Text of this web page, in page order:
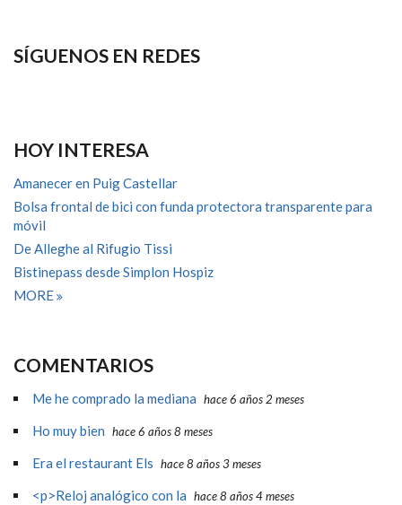
SÍGUENOS EN REDES
HOY INTERESA
Amanecer en Puig Castellar
Bolsa frontal de bici con funda protectora transparente para
móvil
De Alleghe al Rifugio Tissi
Bistinepass desde Simplon Hospiz
MORE
COMENTARIOS
Me he comprado la mediana hace 6 años 2 meses
Ho muy bien hace 6 años 8 meses
Era el restaurant Els hace 8 años 3 meses
<p>Reloj analógico con la hace 8 años 4 meses